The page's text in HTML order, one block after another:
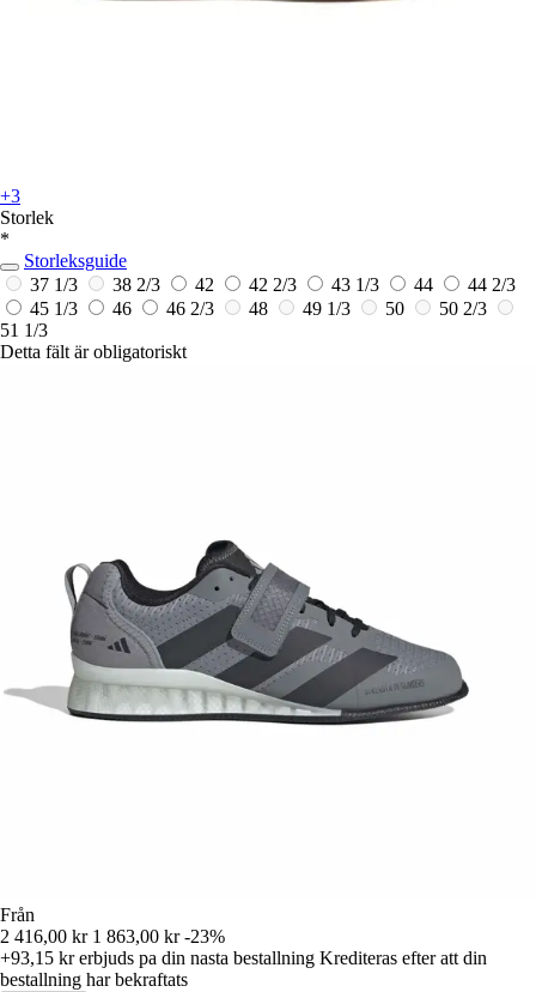
+3
Storlek
*
Storleksguide
37 1/3
38 2/3 42 42 2/3 43 1/3 44
44 2/3
45 1/3
46 46 2/3 48 49 1/3 50
50 2/3
51 1/3
Detta fält är obligatoriskt
Från
2 416,00 kr 1 863,00 kr -23%
+93,15 krerbjuds pa din nasta bestallning Krediteras efter att din
bestallning har bekraftats